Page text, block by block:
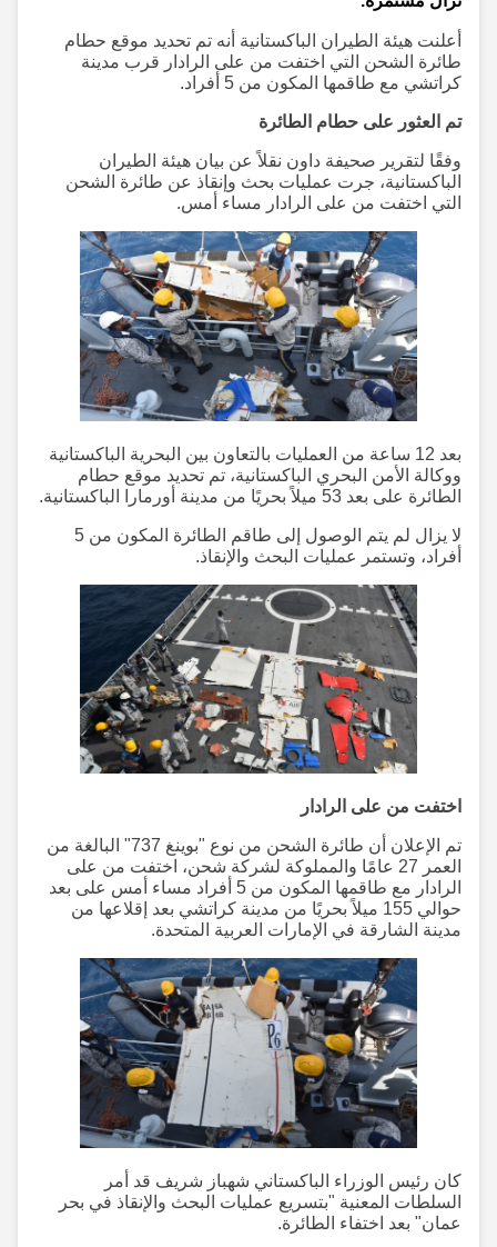
أعلنت هيئة الطيران الباكستانية أنه تم تحديد موقع حطام
طائرة الشحن التي اختفت من على الرادار قرب مدينة
كراتشي مع طاقمها المكون من 5 أفراد.
تم العثور على حطام الطائرة
وفقًا لتقرير صحيفة داون نقلاً عن بيان هيئة الطيران
الباكستانية، جرت عمليات بحث وإنقاذ عن طائرة الشحن
التي اختفت من على الرادار مساء أمس.
بعد 12 ساعة من العمليات بالتعاون بين البحرية الباكستانية
ووكالة الأمن البحري الباكستانية، تم تحديد موقع حطام
الطائرة على بعد 53 ميلاً بحريًا من مدينة أورمارا الباكستانية.
لا يزال لم يتم الوصول إلى طاقم الطائرة المكون من 5
أفراد، وتستمر عمليات البحث والإنقاذ.
اختفت من على الرادار
تم الإعلان أن طائرة الشحن من نوع "بوينغ 737" البالغة من
العمر 27 عامًا والمملوكة لشركة شحن، اختفت من على
الرادار مع طاقمها المكون من 5 أفراد مساء أمس على بعد
حوالي 155 ميلاً بحريًا من مدينة كراتشي بعد إقلاعها من
مدينة الشارقة في الإمارات العربية المتحدة.
كان رئيس الوزراء الباكستاني شهباز شريف قد أمر
السلطات المعنية "بتسريع عمليات البحث والإنقاذ في بحر
عمان" بعد اختفاء الطائرة.